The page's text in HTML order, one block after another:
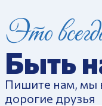
Это
Быть
Пишите нам, мы
дорогие друзья